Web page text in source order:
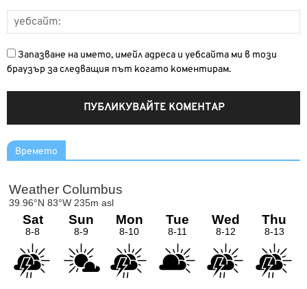
Запазване на името, имейл адреса и уебсайта ми в този
браузър за следващия път когато коментирам.
Времето